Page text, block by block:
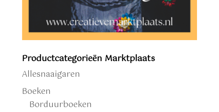
Productcategorieën Marktplaats
Allesnaaigaren
Boeken
Borduurboeken